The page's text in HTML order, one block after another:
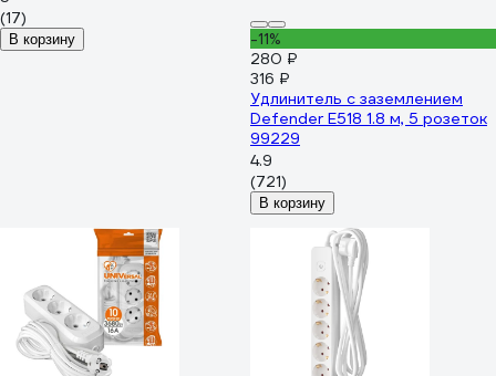
(17)
В корзину
-11%
280 ₽
316 ₽
Удлинитель с заземлением
Defender E518 1.8 м, 5 розеток
99229
4.9
(721)
В корзину